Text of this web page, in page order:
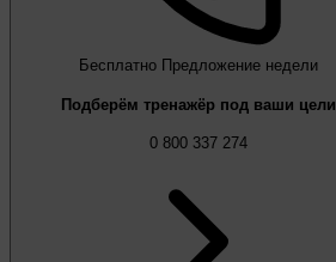
Бесплатно Предложение недели
Подберём тренажёр под ваши цели
0 800 337 274